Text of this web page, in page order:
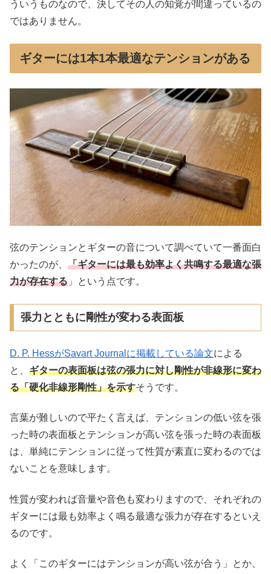
ういうものなので、決してその人の知覚が間違っているの
ではありません。
ギターには1本1本最適なテンションがある
弦のテンションとギターの音について調べていて一番面白
かったのが、 「ギターには最も効率よく共鳴する最適な張
力が存在する 」という点です。
張力とともに剛性が変わる表面板
D. P. HessがSavart Journalに掲載している論文による
と、 ギターの表面板は弦の張力に対し剛性が非線形に変わ
る「硬化非線形剛性」を示すそうです。
言葉が難しいので平たく言えば、テンションの低い弦を張
った時の表面板とテンションが高い弦を張った時の表面板
は、単純にテンションに従って性質が素直に変わるのでは
ないことを意味します。
性質が変われば音量や音色も変わりますので、それぞれの
ギターには最も効率よく鳴る最適な張力が存在するといえ
るのです。
よく「このギターにはテンションが高い弦が合う」とか、